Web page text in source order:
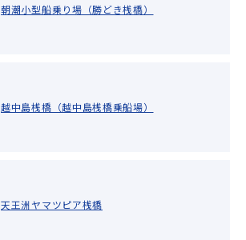
朝潮小型船乗り場（勝どき桟橋）
越中島桟橋（越中島桟橋乗船場）
天王洲ヤマツピア桟橋